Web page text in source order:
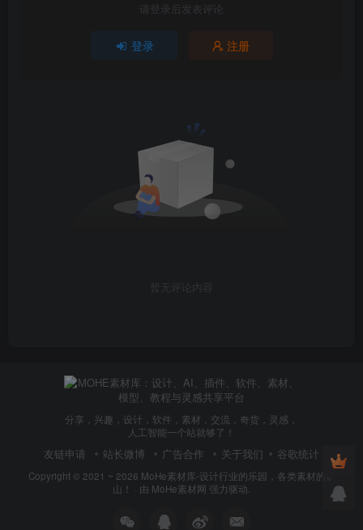
请登录后发表评论
登录 注册
暂无评论内容
分享，兴趣，设计，软件，素材，交流，奇货，灵感，
人工智能一个站就够了！
友链申请 站长微博 广告合作 关于我们 谷歌统计
Copyright © 2021 ~ 2026 MoHe素材库-设计行业的乐园，各类素材的矿
山！ · 由 MoHe素材网 强力驱动.